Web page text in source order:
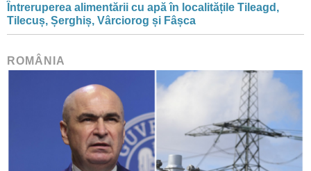
Întreruperea alimentării cu apă în localitățile Tileagd,
Tilecuș, Șerghiș, Vârciorog și Fâșca
ROMÂNIA